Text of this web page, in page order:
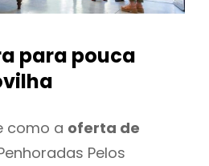
para pouca
como a oferta de
Pelos